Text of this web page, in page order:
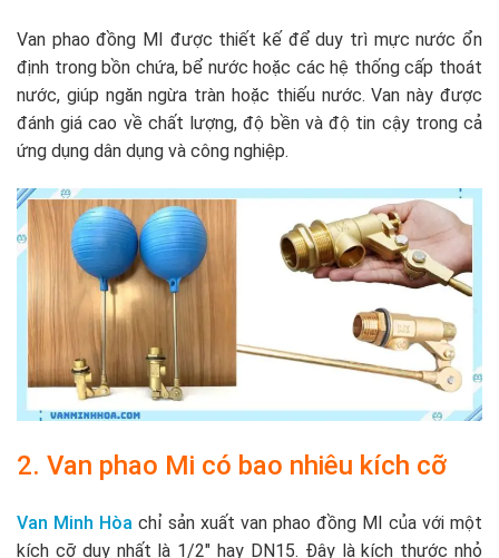
Van phao đồng MI được thiết kế để duy trì mực nước ổn
định trong bồn chứa, bể nước hoặc các hệ thống cấp thoát
nước, giúp ngăn ngừa tràn hoặc thiếu nước. Van này được
đánh giá cao về chất lượng, độ bền và độ tin cậy trong cả
ứng dụng dân dụng và công nghiệp.
2. Van phao Mi có bao nhiêu kích cỡ
Van Minh Hòa chỉ sản xuất van phao đồng MI của với một
kích cỡ duy nhất là 1/2″ hay DN15. Đây là kích thước nhỏ